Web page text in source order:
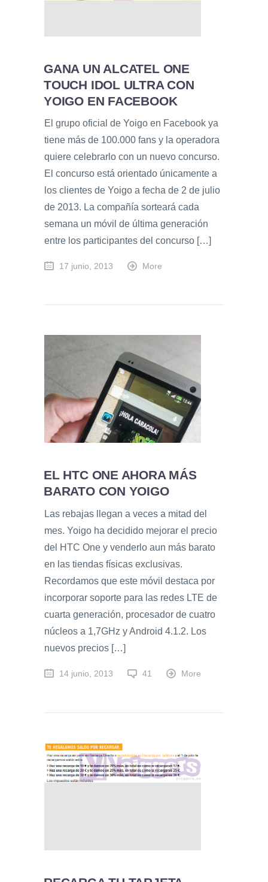
GANA UN ALCATEL ONE
TOUCH IDOL ULTRA CON
YOIGO EN FACEBOOK
El grupo oficial de Yoigo en Facebook ya
tiene más de 100.000 fans y la operadora
quiere celebrarlo con un nuevo concurso.
El concurso está orientado únicamente a
los clientes de Yoigo a fecha de 2 de julio
de 2013. La compañía sorteará cada
semana un móvil de última generación
entre los participantes del concurso […]
17 junio, 2013 More
EL HTC ONE AHORA MÁS
BARATO CON YOIGO
Las rebajas llegan a veces a mitad del
mes. Yoigo ha decidido mejorar el precio
del HTC One y venderlo aun más barato
en las tiendas físicas exclusivas.
Recordamos que este móvil destaca por
incorporar soporte para las redes LTE de
cuarta generación, procesador de cuatro
núcleos a 1,7GHz y Android 4.1.2. Los
nuevos precios […]
14 junio, 2013 41 More